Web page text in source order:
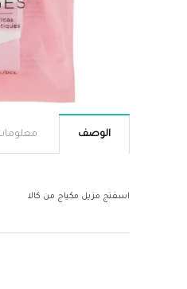
الوصف
اسفنج مزيل مكياج من كالا